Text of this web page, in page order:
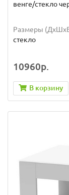
венге/стекло
Размеры
стекло
10960р.
В корзину